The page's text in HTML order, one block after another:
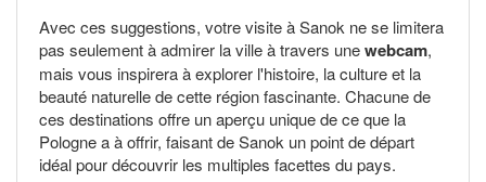
Avec ces suggestions, votre visite à Sanok ne se limitera
pas seulement à admirer la ville à travers unewebcam,
mais vous inspirera à explorer l'histoire, la culture et la
beauté naturelle de cette région fascinante. Chacune de
ces destinations offre un aperçu unique de ce que la
Pologne a à offrir, faisant de Sanok un point de départ
idéal pour découvrir les multiples facettes du pays.